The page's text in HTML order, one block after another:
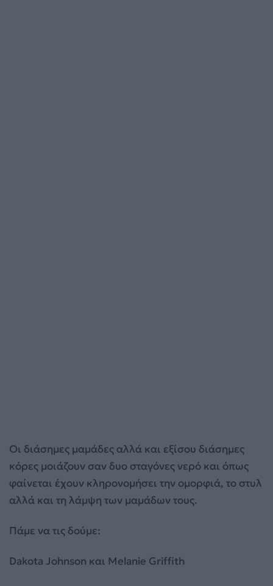
Οι διάσημες μαμάδες αλλά και εξίσου διάσημες
κόρες μοιάζουν σαν δυο σταγόνες νερό και όπως
φαίνεται έχουν κληρονομήσει την ομορφιά, το στυλ
αλλά και τη λάμψη των μαμάδων τους.
Πάμε να τις δούμε:
Dakota Johnson και Melanie Griffith